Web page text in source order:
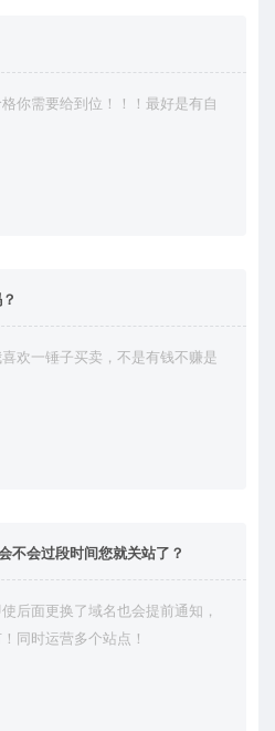
你需要给到位！！！最好是有自
欢一锤子买卖，不是有钱不赚是
不会过段时间您就关站了？
后面更换了域名也会提前通知，
同时运营多个站点！